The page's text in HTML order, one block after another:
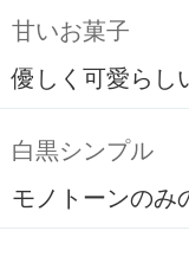
甘いお菓子
優しく可愛らし
白黒シンプル
モノトーンのみ